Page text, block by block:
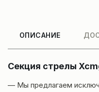
ОПИСАНИЕ
Секция стрелы
— Мы предлагаем